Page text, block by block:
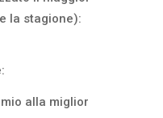
la stagione):
alla miglior